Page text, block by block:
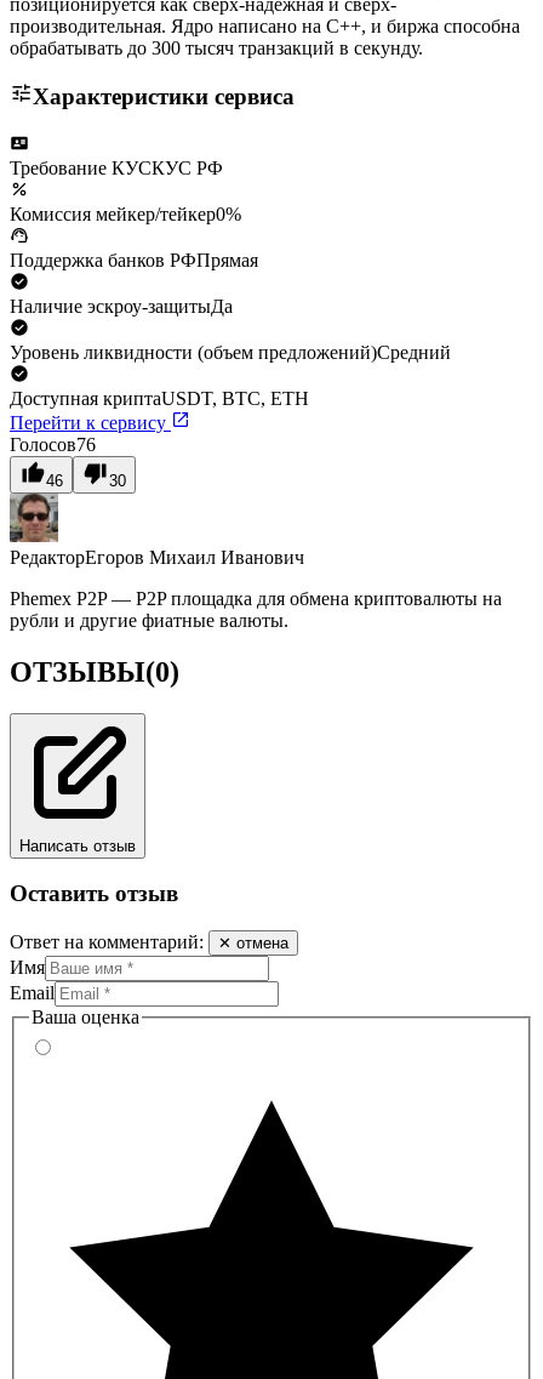
производительная. Ядро написано на C++, и биржа способна
обрабатывать до 300 тысяч транзакций в секунду.
Характеристики сервиса
Требование КУСКУС РФ
Комиссия мейкер/тейкер0%
Поддержка банков РФПрямая
Наличие эскроу-защитыДа
Уровень ликвидности (объем предложений)Средний
Доступная криптаUSDT, BTC, ETH
Перейти к сервису
Голосов76
46 30
РедакторЕгоров Михаил Иванович
Phemex P2P — P2P площадка для обмена криптовалюты на
рубли и другие фиатные валюты.
ОТЗЫВЫ(0)
Написать отзыв
Оставить отзыв
Ответ на комментарий: ✕ отмена
Имя
Email
Ваша оценка